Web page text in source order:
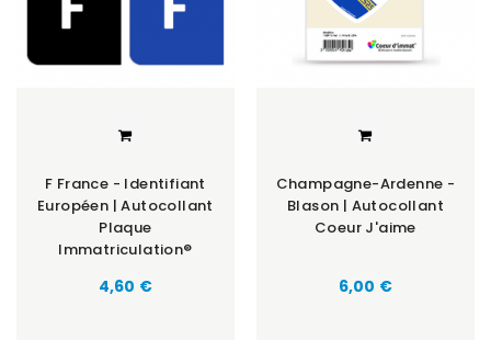
F France - Identifiant
Européen | Autocollant
Plaque
Immatriculation®
Prix
4,60 €
Champagne-Ardenne -
Blason | Autocollant
Coeur J'aime
Prix
6,00 €